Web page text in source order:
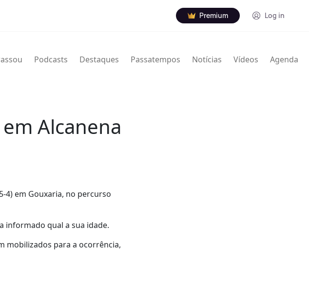
Premium Log in
Podcasts Destaques Passatempos Notícias Vídeos Agenda
Alcanena
4) em Gouxaria, no percurso
informado qual a sua idade.
mobilizados para a ocorrência,